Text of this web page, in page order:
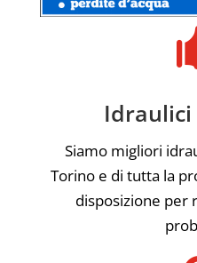
Siamo migliori
Torino e di tutta la
disposizione per